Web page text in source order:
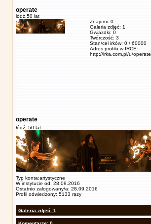
operate
łódź, 50 lat
Znajomi: 0
Galeria zdjęć: 1
Gwiazdki: 0
Twórczość: 3
Stan/cel irków: 0 / 60000
Adres profilu w IRCE:
http://irka.com.pl/u/operate
operate
łódź, 50 lat
Typ konta:artystyczne
W instytucie od: 28.09.2016
Ostatnio zalogowany/a: 28.09.2016
Profil odwiedzony: 5133 razy
Galeria zdjęć: 1